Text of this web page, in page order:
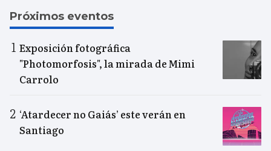
Próximos eventos
Exposición fotográfica
"Photomorfosis", la mirada de Mimi
Carrolo
‘Atardecer no Gaiás’ este verán en
Santiago